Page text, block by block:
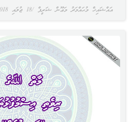
އައްޝައިޚް މުޙައްމަދު މަޢޫން ޝަރީފް 18 ޖުލައި 2018